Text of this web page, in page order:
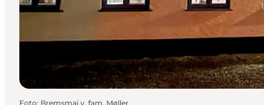
Foto: Bremsmaj v. fam. Møller